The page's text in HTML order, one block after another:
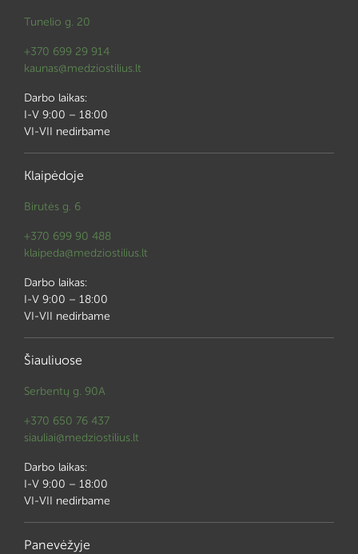
Tunelio g. 20
+370 699 29 914
kaunas@medziostilius.lt
Darbo laikas:
I-V 9:00 – 18:00
VI-VII nedirbame
Klaipėdoje
Birutės g. 6
+370 699 90 488
klaipeda@medziostilius.lt
Darbo laikas:
I-V 9:00 – 18:00
VI-VII nedirbame
Šiauliuose
Serbentų g. 90A
+370 650 76 437
siauliai@medziostilius.lt
Darbo laikas:
I-V 9:00 – 18:00
VI-VII nedirbame
Panevėžyje